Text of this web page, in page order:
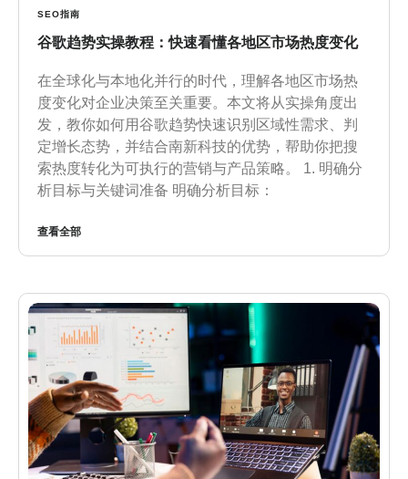
SEO指南
谷歌趋势实操教程：快速看懂各地区市场热度变化
在全球化与本地化并行的时代，理解各地区市场热
度变化对企业决策至关重要。本文将从实操角度出
发，教你如何用谷歌趋势快速识别区域性需求、判
定增长态势，并结合南新科技的优势，帮助你把搜
索热度转化为可执行的营销与产品策略。 1. 明确分
析目标与关键词准备 明确分析目标：
查看全部